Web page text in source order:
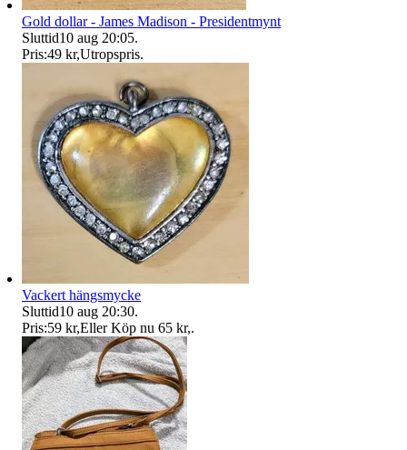
Gold dollar - James Madison - Presidentmynt
Sluttid10 aug 20:05.
Pris:49 kr,Utropspris.
Vackert hängsmycke
Sluttid10 aug 20:30.
Pris:59 kr,Eller Köp nu 65 kr,.